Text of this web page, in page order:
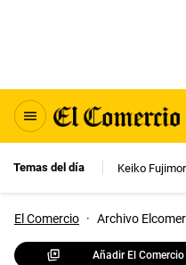
Temas del día Keiko
El Comercio · Archivo
Añadir El